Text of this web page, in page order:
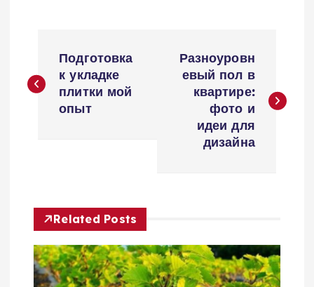
а
а
ц
Подготовка
к укладке
плитки мой
опыт
Разноуровн
евый пол в
квартире:
фото и
идеи для
дизайна
Related Posts